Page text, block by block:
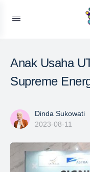
Anak Usaha
Supreme
Dinda Sukowati
2023-08-11